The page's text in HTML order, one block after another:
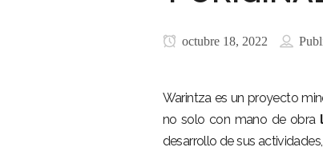
octubre 18, 2022
Warintza es un proyecto
no solo con mano de obra
desarrollo de sus